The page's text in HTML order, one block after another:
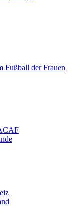
Fußball der Frauen